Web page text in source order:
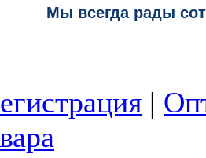
Мы всегда рады
|